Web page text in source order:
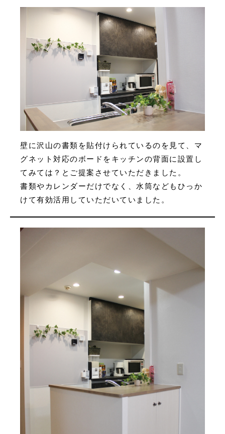
壁に沢山の書類を貼付けられているのを見て、マ
グネット対応のボードをキッチンの背面に設置し
てみては？とご提案させていただきました。
書類やカレンダーだけでなく、水筒などもひっか
けて有効活用していただいていました。